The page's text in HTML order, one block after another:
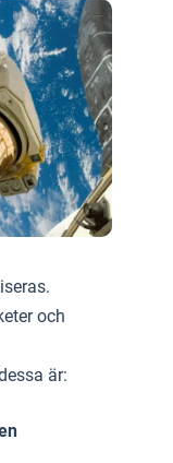
och
är: